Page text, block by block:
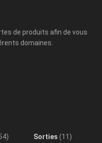
de produits afin de vous
domaines.
Sorties (11)